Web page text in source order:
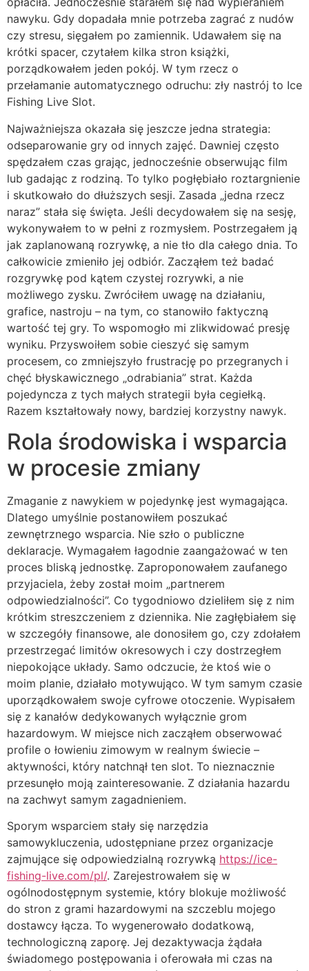
nawyku. Gdy dopadała mnie potrzeba zagrać z nudów
czy stresu, sięgałem po zamiennik. Udawałem się na
krótki spacer, czytałem kilka stron książki,
porządkowałem jeden pokój. W tym rzecz o
przełamanie automatycznego odruchu: zły nastrój to Ice
Fishing Live Slot.
Najważniejsza okazała się jeszcze jedna strategia:
odseparowanie gry od innych zajęć. Dawniej często
spędzałem czas grając, jednocześnie obserwując film
lub gadając z rodziną. To tylko pogłębiało roztargnienie
i skutkowało do dłuższych sesji. Zasada „jedna rzecz
naraz” stała się święta. Jeśli decydowałem się na sesję,
wykonywałem to w pełni z rozmysłem. Postrzegałem ją
jak zaplanowaną rozrywkę, a nie tło dla całego dnia. To
całkowicie zmieniło jej odbiór. Zacząłem też badać
rozgrywkę pod kątem czystej rozrywki, a nie
możliwego zysku. Zwróciłem uwagę na działaniu,
grafice, nastroju – na tym, co stanowiło faktyczną
wartość tej gry. To wspomogło mi zlikwidować presję
wyniku. Przyswoiłem sobie cieszyć się samym
procesem, co zmniejszyło frustrację po przegranych i
chęć błyskawicznego „odrabiania” strat. Każda
pojedyncza z tych małych strategii była cegiełką.
Razem kształtowały nowy, bardziej korzystny nawyk.
Rola środowiska i wsparcia
w procesie zmiany
Zmaganie z nawykiem w pojedynkę jest wymagająca.
Dlatego umyślnie postanowiłem poszukać
zewnętrznego wsparcia. Nie szło o publiczne
deklaracje. Wymagałem łagodnie zaangażować w ten
proces bliską jednostkę. Zaproponowałem zaufanego
przyjaciela, żeby został moim „partnerem
odpowiedzialności”. Co tygodniowo dzieliłem się z nim
krótkim streszczeniem z dziennika. Nie zagłębiałem się
w szczegóły finansowe, ale donosiłem go, czy zdołałem
przestrzegać limitów okresowych i czy dostrzegłem
niepokojące układy. Samo odczucie, że ktoś wie o
moim planie, działało motywująco. W tym samym czasie
uporządkowałem swoje cyfrowe otoczenie. Wypisałem
się z kanałów dedykowanych wyłącznie grom
hazardowym. W miejsce nich zacząłem obserwować
profile o łowieniu zimowym w realnym świecie –
aktywności, który natchnął ten slot. To nieznacznie
przesunęło moją zainteresowanie. Z działania hazardu
na zachwyt samym zagadnieniem.
Sporym wsparciem stały się narzędzia
samowykluczenia, udostępniane przez organizacje
zajmujące się odpowiedzialną rozrywką https://ice-
fishing-live.com/pl/. Zarejestrowałem się w
ogólnodostępnym systemie, który blokuje możliwość
do stron z grami hazardowymi na szczeblu mojego
dostawcy łącza. To wygenerowało dodatkową,
technologiczną zaporę. Jej dezaktywacja żądała
świadomego postępowania i oferowała mi czas na